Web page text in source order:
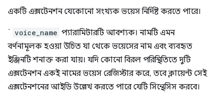
একটি এক্সটেনশন যেকোনো সংখ্যক ভয়েস নির্দিষ্ট করতে পারে।
` voice_name প্যারামিটারটি আবশ্যক। নামটি এমন
বর্ণনামূলক হওয়া উচিত যা থেকে ভয়েসের নাম এবং ব্যবহৃত
ইঞ্জিনটি শনাক্ত করা যায়। যদি কোনো বিরল পরিস্থিতিতে দুটি
এক্সটেনশন একই নামের ভয়েস রেজিস্টার করে, তবে ক্লায়েন্ট সেই
এক্সটেনশনের আইডি উল্লেখ করতে পারে যেটি সিন্থেসিস করবে।